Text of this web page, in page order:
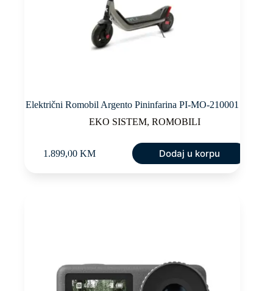
Električni Romobil Argento Pininfarina PI-MO-210001
EKO SISTEM, ROMOBILI
1.899,00 KM Dodaj u korpu